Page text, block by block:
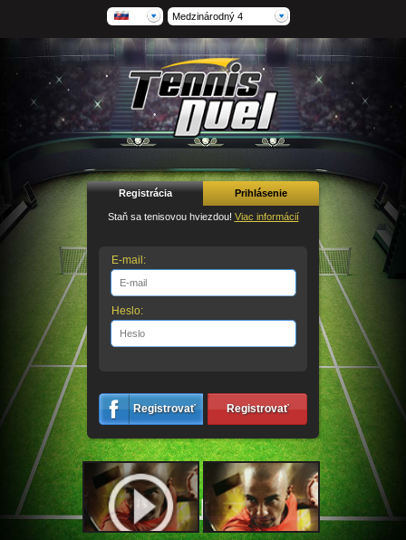
Medzinárodný 4
Registrácia Prihlásenie
Staň sa tenisovou hviezdou! Viac informácií
E-mail:
Heslo:
Registrovať Registrovať